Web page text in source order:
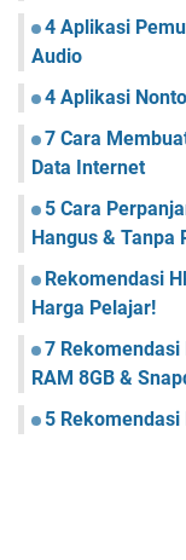
4 Aplikasi
Audio
4 Aplikasi
7 Cara
Data Internet
5 Cara
Hangus & Tanpa
Rekomendasi
Harga Pelajar!
7
RAM 8GB &
5